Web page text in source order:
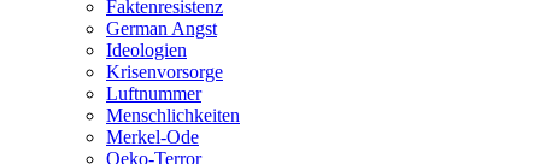
Faktenresistenz
German Angst
Ideologien
Krisenvorsorge
Luftnummer
Menschlichkeiten
Merkel-Ode
Oeko-Terror